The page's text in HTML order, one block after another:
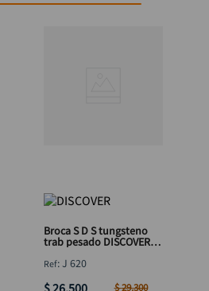
Broca S D S tungsteno
trab pesado DISCOVER
:J 620
$26.500 $29.300